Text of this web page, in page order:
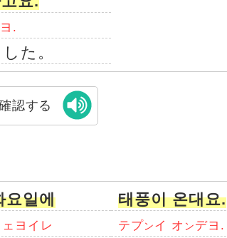
.
た。
認する
요일에 태풍이 온대요.
ヨイレ テプンイ オ ンデヨ.